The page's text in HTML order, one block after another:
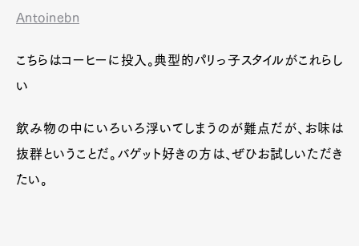
Antoinebn
こちらはコーヒーに投入。典型的パリっ子スタイルがこれらし
い
飲み物の中にいろいろ浮いてしまうのが難点だが、お味は
抜群ということだ。バゲット好きの方は、ぜひお試しいただき
たい。